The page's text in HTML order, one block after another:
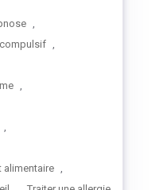
,
,
,
,
alimentaire ,